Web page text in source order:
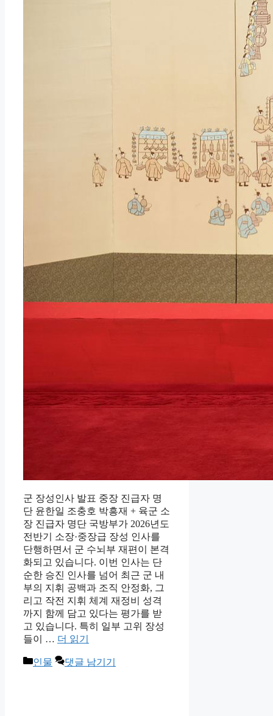
군 장성인사 발표 중장 진급자 명
단 윤한일 조충호 박흥재 + 육군 소
장 진급자 명단 국방부가 2026년도
전반기 소장·중장급 장성 인사를
단행하면서 군 수뇌부 재편이 본격
화되고 있습니다. 이번 인사는 단
순한 승진 인사를 넘어 최근 군 내
부의 지휘 공백과 조직 안정화, 그
리고 작전 지휘 체계 재정비 성격
까지 함께 담고 있다는 평가를 받
고 있습니다. 특히 일부 고위 장성
들이 … 더 읽기
카
인물 댓글 남기기